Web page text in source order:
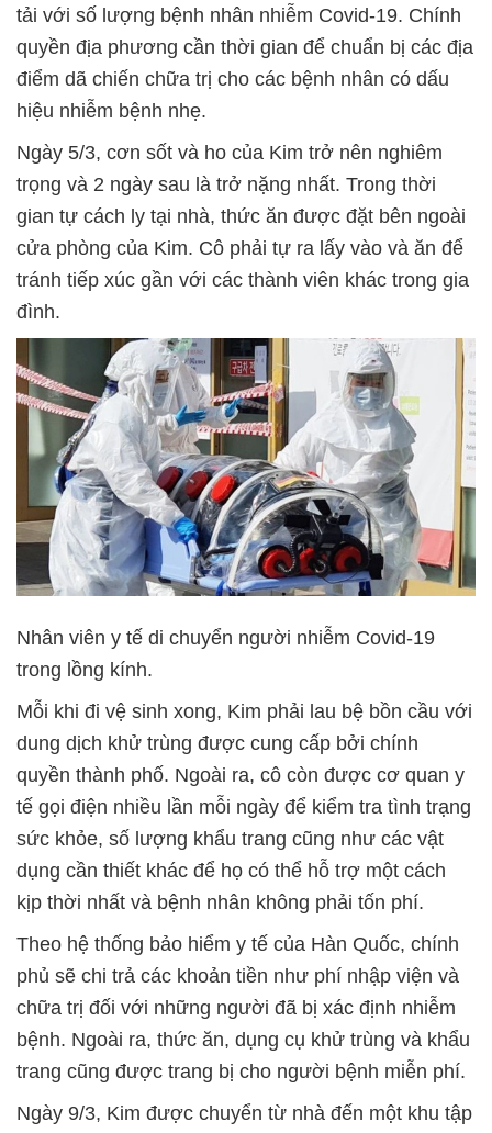
tải với số lượng bệnh nhân nhiễm Covid-19. Chính
quyền địa phương cần thời gian để chuẩn bị các địa
điểm dã chiến chữa trị cho các bệnh nhân có dấu
hiệu nhiễm bệnh nhẹ.
Ngày 5/3, cơn sốt và ho của Kim trở nên nghiêm
trọng và 2 ngày sau là trở nặng nhất. Trong thời
gian tự cách ly tại nhà, thức ăn được đặt bên ngoài
cửa phòng của Kim. Cô phải tự ra lấy vào và ăn để
tránh tiếp xúc gần với các thành viên khác trong gia
đình.
Nhân viên y tế di chuyển người nhiễm Covid-19
trong lồng kính.
Mỗi khi đi vệ sinh xong, Kim phải lau bệ bồn cầu với
dung dịch khử trùng được cung cấp bởi chính
quyền thành phố. Ngoài ra, cô còn được cơ quan y
tế gọi điện nhiều lần mỗi ngày để kiểm tra tình trạng
sức khỏe, số lượng khẩu trang cũng như các vật
dụng cần thiết khác để họ có thể hỗ trợ một cách
kịp thời nhất và bệnh nhân không phải tốn phí.
Theo hệ thống bảo hiểm y tế của Hàn Quốc, chính
phủ sẽ chi trả các khoản tiền như phí nhập viện và
chữa trị đối với những người đã bị xác định nhiễm
bệnh. Ngoài ra, thức ăn, dụng cụ khử trùng và khẩu
trang cũng được trang bị cho người bệnh miễn phí.
Ngày 9/3, Kim được chuyển từ nhà đến một khu tập